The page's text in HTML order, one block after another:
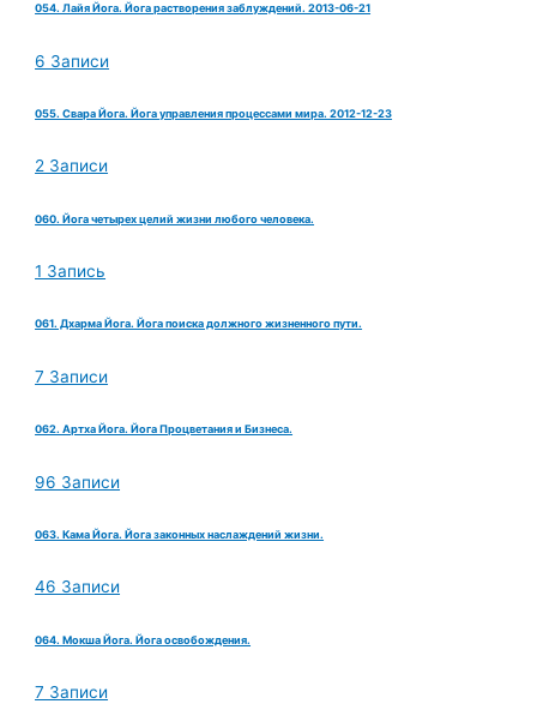
054. Лайя Йога. Йога растворения заблуждений. 2013-06-21
6 Записи
055. Свара Йога. Йога управления процессами мира. 2012-12-23
2 Записи
060. Йога четырех целий жизни любого человека.
1 Запись
061. Дхарма Йога. Йога поиска должного жизненного пути.
7 Записи
062. Артха Йога. Йога Процветания и Бизнеса.
96 Записи
063. Кама Йога. Йога законных наслаждений жизни.
46 Записи
064. Мокша Йога. Йога освобождения.
7 Записи